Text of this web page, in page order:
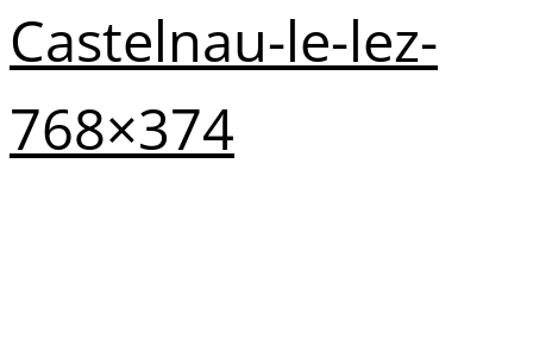
Castelnau-le-lez-
768×374